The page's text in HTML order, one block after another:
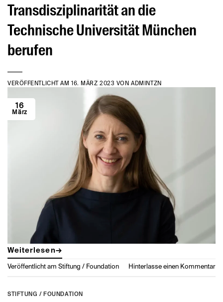
Transdisziplinarität an die
Technische Universität München
berufen
VERÖFFENTLICHT AM 16. MÄRZ 2023 VONADMINTZN
16
März
Weiterlesen→
Veröffentlicht am Stiftung / Foundation Hinterlasse einen Kommentar
STIFTUNG / FOUNDATION